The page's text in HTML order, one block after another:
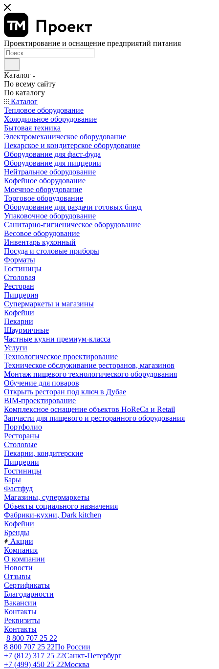
Проектирование и оснащение предприятий питания
Каталог
По всему сайту
По каталогу
Каталог
Тепловое оборудование
Холодильное оборудование
Бытовая техника
Электромеханическое оборудование
Пекарское и кондитерское оборудование
Оборудование для фаст-фуда
Оборудование для пиццерии
Нейтральное оборудование
Кофейное оборудование
Моечное оборудование
Торговое оборудование
Оборудование для раздачи готовых блюд
Упаковочное оборудование
Санитарно-гигиеническое оборудование
Весовое оборудование
Инвентарь кухонный
Посуда и столовые приборы
Форматы
Гостиницы
Столовая
Ресторан
Пиццерия
Супермаркеты и магазины
Кофейни
Пекарни
Шаурмичные
Частные кухни премиум-класса
Услуги
Технологическое проектирование
Техническое обслуживание ресторанов, магазинов
Монтаж пищевого технологического оборудования
Обучение для поваров
Открыть ресторан под ключ в Дубае
BIM-проектирование
Комплексное оснащение объектов HoReCa и Retail
Запчасти для пищевого и ресторанного оборудования
Портфолио
Рестораны
Столовые
Пекарни, кондитерские
Пиццерии
Гостиницы
Бары
Фастфуд
Магазины, супермаркеты
Объекты социального назначения
Фабрики-кухни, Dark kitchen
Кофейни
Бренды
Акции
Компания
О компании
Новости
Отзывы
Сертификаты
Благодарности
Вакансии
Контакты
Реквизиты
Контакты
8 800 707 25 22
8 800 707 25 22По России
+7 (812) 317 25 22Санкт-Петербург
+7 (499) 450 25 22Москва